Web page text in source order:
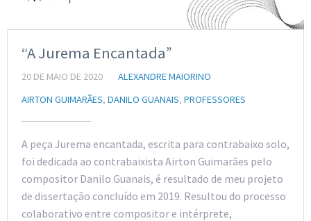
“A Jurema Encantada”
20 DE MAIO DE 2020
ALEXANDRE MAIORINO
AIRTON GUIMARÃES, DANILO GUANAIS, PROFESSORES
A peça Jurema encantada, escrita para contrabaixo solo,
foi dedicada ao contrabaixista Airton Guimarães pelo
compositor Danilo Guanais, é resultado de meu projeto
de dissertação concluído em 2019. Resultou do processo
colaborativo entre compositor e intérprete,